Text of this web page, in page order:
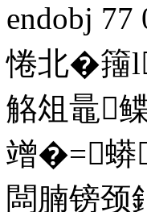
endobj 77
惓北�籒
觡俎鼂
竲�=蟒
闆腩镑颈